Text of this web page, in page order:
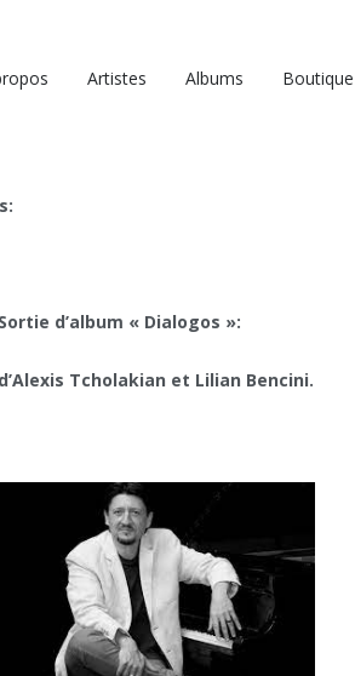
Artistes Albums Boutique
Sortie d’album « Dialogos »:
d’Alexis Tcholakian et Lilian Bencini.